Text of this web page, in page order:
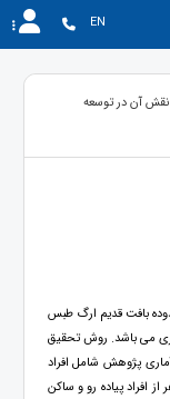
EN
نقش آن در توسعه
بافت قدیم ارگ طبس
می باشد. روش تحقیق
پژوهش شامل افراد
رو، ساکن و متخصصین می باشد. بدین منظور ۲۸۴ نفر از افراد پیاده رو و ساکن